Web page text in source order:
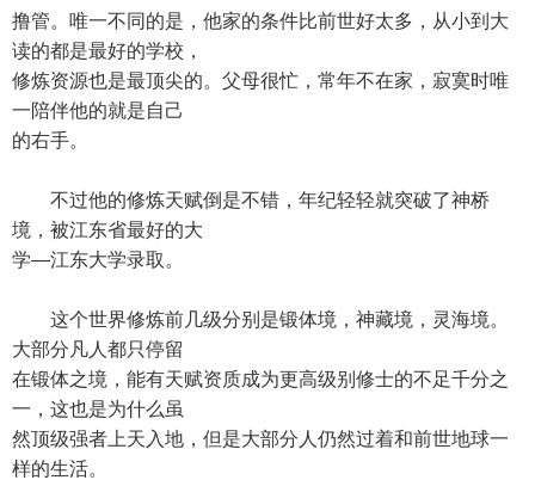
撸管。唯一不同的是，他家的条件比前世好太多，从小到大
读的都是最好的学校，
修炼资源也是最顶尖的。父母很忙，常年不在家，寂寞时唯
一陪伴他的就是自己
的右手。
不过他的修炼天赋倒是不错，年纪轻轻就突破了神桥
境，被江东省最好的大
学—江东大学录取。
这个世界修炼前几级分别是锻体境，神藏境，灵海境。
大部分凡人都只停留
在锻体之境，能有天赋资质成为更高级别修士的不足千分之
一，这也是为什么虽
然顶级强者上天入地，但是大部分人仍然过着和前世地球一
样的生活。